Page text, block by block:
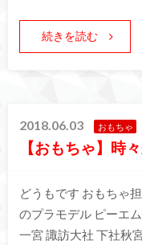
続きを読む
2018.06.03 おもちゃ
【おもちゃ】
どうもです おもちゃ
のプラモデル ピーエ
一宮 諏訪大社 下社秋